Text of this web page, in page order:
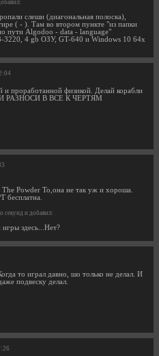
слеши (диагональная полоска),
( - ). Там во втором пункте "из папки
пути Algodoo - data - language"
4 gb ОЗУ, GT-640 и Windows 10 64x
проработанной физикой. Делай корабли
И РАЗНОСИ В ВСЕ К ЧЕРТЯМ
Powder To,она не так уж и хороша.
бесплатна.
секунд и добавил:
игры здесь...Нет?
то играл давно, шо только не делал. И
подвеску делал.